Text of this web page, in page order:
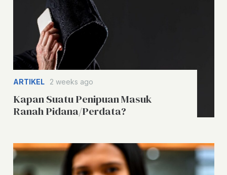
ARTIKEL 2 weeks ago
Kapan Suatu Penipuan Masuk
Ranah Pidana/Perdata?